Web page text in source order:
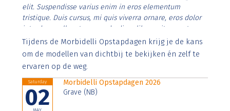
elit. Suspendisse varius enim in eros elementum
tristique. Duis cursus, mi quis viverra ornare, eros dolor
interdum nulla, ut commodo diam libero vitae erat.
Aenean faucibus nibh et justo cursus id rutrum lorem
imperdiet. Nunc ut sem vitae risus tristique posuere.
Tijdens de Morbidelli Opstapdagen krijg je de kans
om de modellen van dichtbij te bekijken én zelf te
ervaren op de weg.
Saturday
02
MAY
Morbidelli Opstapdagen 2026
Grave (NB)